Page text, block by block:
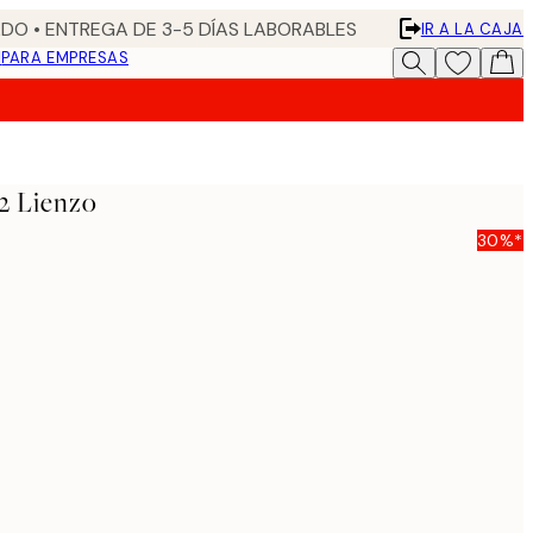
• ENTREGA DE 3-5 DÍAS LABORABLES
IR A LA CAJA
PARA EMPRESAS
Lienzo
30%*